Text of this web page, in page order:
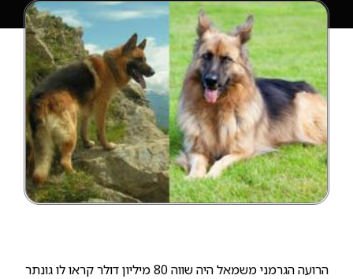
הרועה הגרמני משמאל היה שווה 80 מיליון דולר קראו לו גונתר